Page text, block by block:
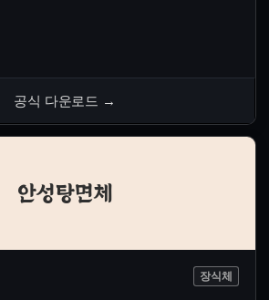
공식 다운로드 →
안성탕면체
장식체